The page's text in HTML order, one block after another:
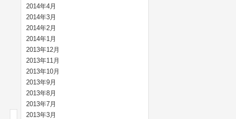
2014年4月
2014年3月
2014年2月
2014年1月
2013年12月
2013年11月
2013年10月
2013年9月
2013年8月
2013年7月
2013年3月